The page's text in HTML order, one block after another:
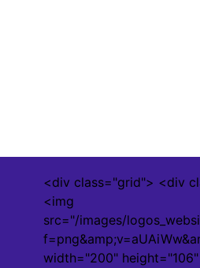
<div class="grid"> <div
<img
src="/images/
width="200" height="106"